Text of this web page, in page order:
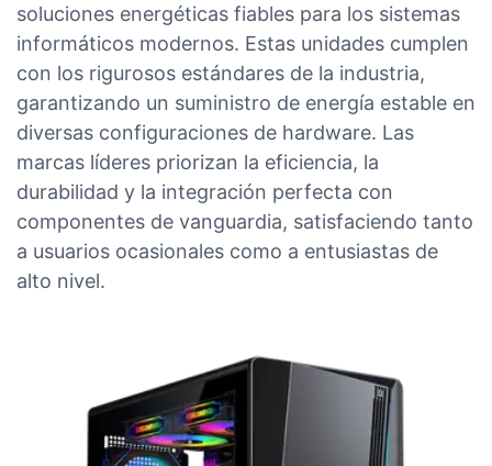
soluciones energéticas fiables para los sistemas
informáticos modernos. Estas unidades cumplen
con los rigurosos estándares de la industria,
garantizando un suministro de energía estable en
diversas configuraciones de hardware. Las
marcas líderes priorizan la eficiencia, la
durabilidad y la integración perfecta con
componentes de vanguardia, satisfaciendo tanto
a usuarios ocasionales como a entusiastas de
alto nivel.